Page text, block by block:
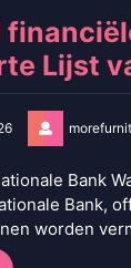
Lijst
Bank
Bank,
worden